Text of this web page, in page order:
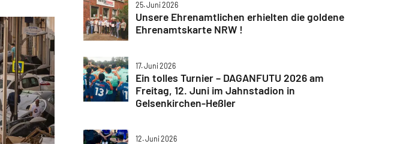
25. Juni 2026
Unsere Ehrenamtlichen erhielten die goldene
Ehrenamtskarte NRW !
17. Juni 2026
Ein tolles Turnier – DAGANFUTU 2026 am
Freitag, 12. Juni im Jahnstadion in
Gelsenkirchen-Heßler
12. Juni 2026